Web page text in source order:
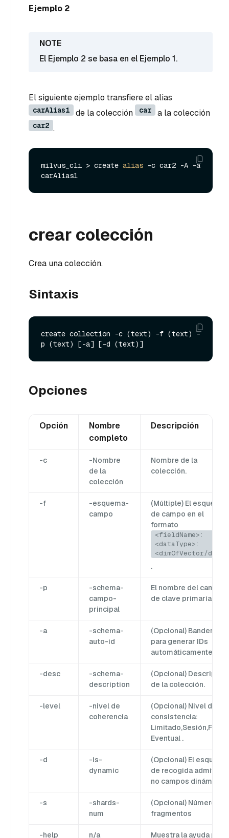
Ejemplo 2
El Ejemplo 2 se basa en el Ejemplo 1.
El siguiente ejemplo transfiere el alias
carAlias1 de la colección car a la colección
car2 .
milvus_cli > create alias -c car2 -A -a
crear colección
Crea una colección.
Sintaxis
create collection -c (text) -f (text) -
Opciones
Opción
Nombre
completo
Descripción
-c
-Nombre
de la
colección
Nombre de la
colección.
-f
-esquema-
campo
(Múltiple) El esquema
de campo en el
formato
<fieldName>:
<dataType>:
<dimOfVector/desc>
.
-p
-schema-
campo-
principal
El nombre del campo
de clave primaria.
-a
-schema-
auto-id
(Opcional) Bandera
para generar IDs
automáticamente.
-desc
-schema-
description
(Opcional)
de la colección.
-level
-nivel de
coherencia
(Opcional) Nivel de
consistencia:
Eventual .
-d
-is-
dynamic
(Opcional) El esquema
de recogida admite o
no campos dinámicos.
-s
-shards-
num
(Opcional) Número de
fragmentos
-help n/a Muestra la ayuda para